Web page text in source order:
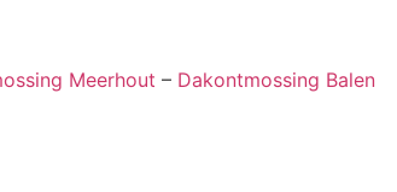
Meerhout – Dakontmossing Balen